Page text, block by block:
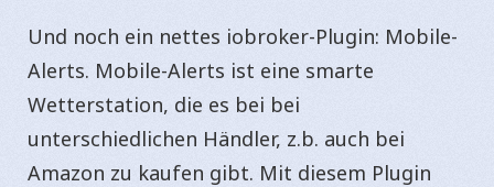
Und noch ein nettes iobroker-Plugin: Mobile-
Alerts. Mobile-Alerts ist eine smarte
Wetterstation, die es bei bei
unterschiedlichen Händler, z.b. auch bei
Amazon zu kaufen gibt. Mit diesem Plugin